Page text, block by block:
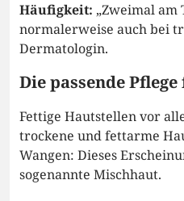
Häufigkeit: „Zweimal am
normalerweise auch bei
Dermatologin.
Die passende
Fettige Hautstellen vor
trockene und fettarme
Wangen: Dieses
sogenannte Mischhaut.